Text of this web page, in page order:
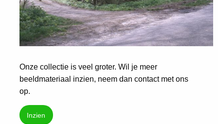
Onze collectie is veel groter. Wil je meer
beeldmateriaal inzien, neem dan contact met ons
op.
Inzien